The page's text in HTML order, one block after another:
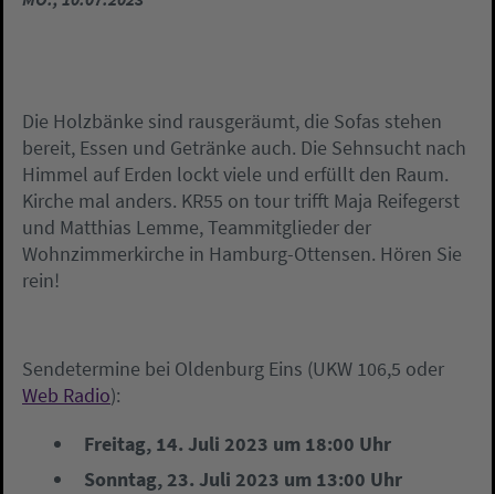
Die Holzbänke sind rausgeräumt, die Sofas stehen
bereit, Essen und Getränke auch. Die Sehnsucht nach
Himmel auf Erden lockt viele und erfüllt den Raum.
Kirche mal anders. KR55 on tour trifft Maja Reifegerst
und Matthias Lemme, Teammitglieder der
Wohnzimmerkirche in Hamburg-Ottensen. Hören Sie
rein!
Sendetermine bei Oldenburg Eins (UKW 106,5 oder
Web Radio):
Freitag, 14. Juli 2023 um 18:00 Uhr
Sonntag, 23. Juli 2023 um 13:00 Uhr